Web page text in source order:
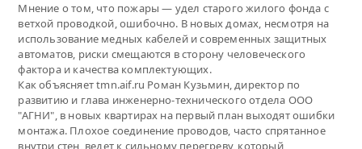
Мнение о том, что пожары — удел старого жилого фонда с
ветхой проводкой, ошибочно. В новых домах, несмотря на
использование медных кабелей и современных защитных
автоматов, риски смещаются в сторону человеческого
фактора и качества комплектующих.
Как объясняет tmn.aif.ru Роман Кузьмин, директор по
развитию и глава инженерно-технического отдела ООО
"АГНИ", в новых квартирах на первый план выходят ошибки
монтажа. Плохое соединение проводов, часто спрятанное